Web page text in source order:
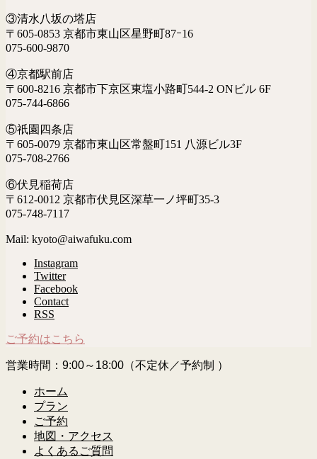
③清水八坂の塔店
〒605-0853 京都市東山区星野町87ｰ16
075-600-9870
④京都駅前店
〒600-8216 京都市下京区東塩小路町544-2 ONビル 6F
075-744-6866
⑤祇園四条店
〒605-0079 京都市東山区常盤町151 八源ビル3F
075-708-2766
⑥伏見稲荷店
〒612-0012 京都市伏見区深草一ノ坪町35-3
075-748-7117
Mail: kyoto@aiwafuku.com
Instagram
Twitter
Facebook
Contact
RSS
ご予約はこちら
営業時間：9:00～18:00（不定休／予約制 ）
ホーム
プラン
ご予約
地図・アクセス
よくあるご質問